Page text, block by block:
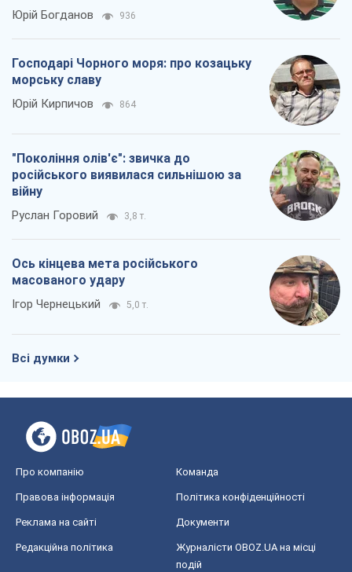
Юрій Богданов 936
Господарі Чорного моря: про козацьку
морську славу
Юрій Кирпичов 864
"Покоління олів'є": звичка до
російського виявилася сильнішою за
війну
Руслан Горовий 3,8 т.
Ось кінцева мета російського
масованого удару
Ігор Чернецький 5,0 т.
Всі думки
Про компанію Команда
Правова інформація Політика конфіденційності
Реклама на сайті Документи
Редакційна політика
Журналісти OBOZ.UA на місці
подій